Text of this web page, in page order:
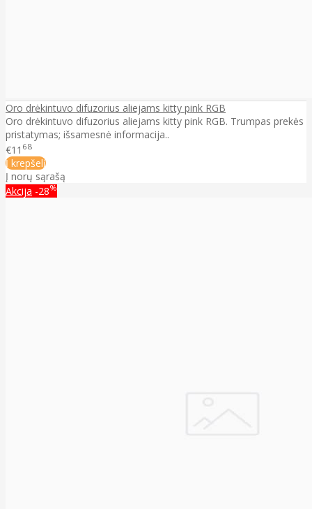
Oro drėkintuvo difuzorius aliejams kitty pink RGB
Oro drėkintuvo difuzorius aliejams kitty pink RGB. Trumpas prekės
pristatymas; išsamesnė informacija..
€11 68
Į krepšelį
Į norų sąrašą
Akcija -28%